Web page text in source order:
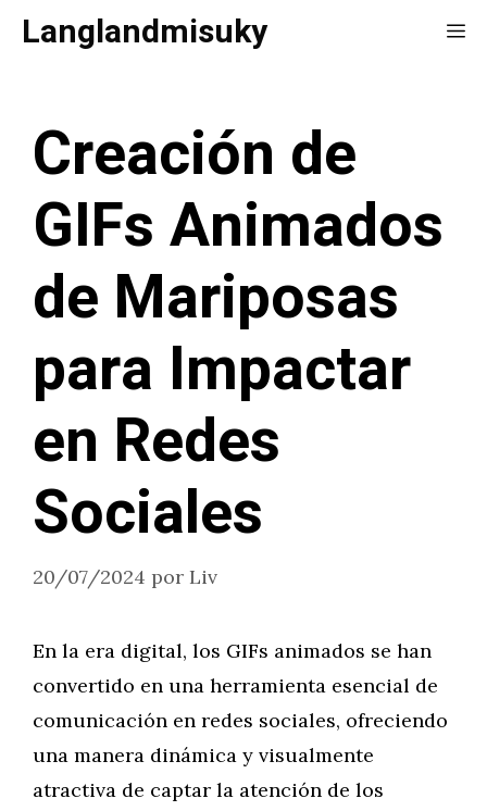
SaltarLanglandmisuky
Creación de
GIFs Animados
de Mariposas
para Impactar
en Redes
Sociales
20/07/2024 por Liv
En la era digital, los GIFs animados se han
convertido en una herramienta esencial de
comunicación en redes sociales, ofreciendo
una manera dinámica y visualmente
atractiva de captar la atención de los